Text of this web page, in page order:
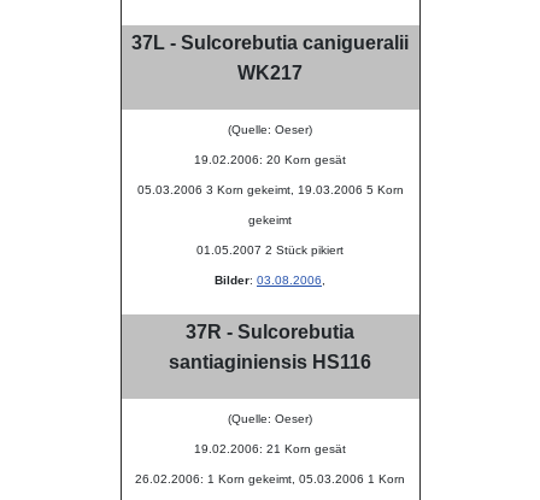
37L - Sulcorebutia canigueralii
WK217
(Quelle: Oeser)
19.02.2006: 20 Korn gesät
05.03.2006 3 Korn gekeimt, 19.03.2006 5 Korn
gekeimt
01.05.2007 2 Stück pikiert
Bilder: 03.08.2006
37R - Sulcorebutia
santiaginiensis HS116
(Quelle: Oeser)
19.02.2006: 21 Korn gesät
26.02.2006: 1 Korn gekeimt, 05.03.2006 1 Korn